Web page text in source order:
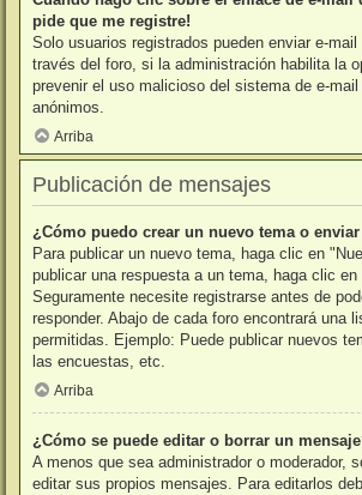
pide que me registre!
Solo usuarios registrados pueden enviar e-
través del foro, si la administración habilita la
prevenir el uso malicioso del sistema de e-mail
anónimos.
Arriba
Publicación de mensajes
¿Cómo puedo crear un nuevo tema o
Para publicar un nuevo tema, haga clic en
publicar una respuesta a un tema, haga clic
Seguramente necesite registrarse antes de
responder. Abajo de cada foro encontrará una
permitidas. Ejemplo: Puede publicar nuevos
las encuestas, etc.
Arriba
¿Cómo se puede editar o borrar un
A menos que sea administrador o moderador,
editar sus propios mensajes. Para editarlos